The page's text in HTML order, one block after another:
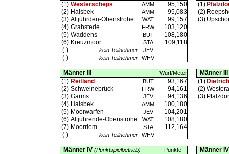
(1) Westerscheps AMM 95,150 (1)
(2) Halsbek AMM 95,083 (2)
(3) Altjührden-Obenstrohe WAT 99,157 (3)
(4) Grabstede FRW
103,120
(5) Waddens BUT
108,180
(6) Kreuzmoor STA
109,118
(-)
kein Teilnehmer JEV
- - -
(-)
kein Teilnehmer WHV - - -
Männer III Wurf/Meter
Männer III
(1) Reitland BUT 93,167 (1)
(2) Schweinebrück FRW 94,161 (2)
(3) Garms JEV 94,136 (3)
(4) Halsbek AMM
100,180
(5) Moorwarfen JEV
104,201
(6) Altjührende-Obenstrohe WAT
108,180
(7) Moorriem STA
112,164
(-)
kein Teilnehmer WHV - - -
Männer IV (Punktspielbetrieb) Punkte
Männer IV